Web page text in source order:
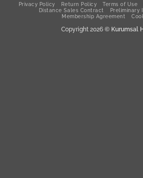
Privacy Policy Return Policy Terms of Use
Distance Sales Contract
Preliminary
Membership Agreement
Copyright 2026 © Kurumsal